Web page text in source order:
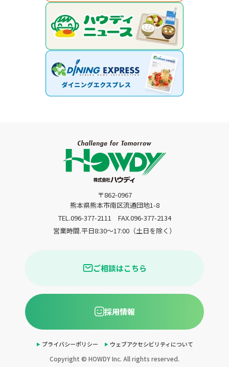
〒862-0967
熊本県熊本市南区流通団地1-8
TEL.096-377-2111
FAX.096-377-2134
営業時間.平日8:30〜17:00（土日を除く）
ご相談はこちら
採用情報
プライバシーポリシー ウェブアクセシビリティについて
Copyright © HOWDY Inc. All rights reserved.